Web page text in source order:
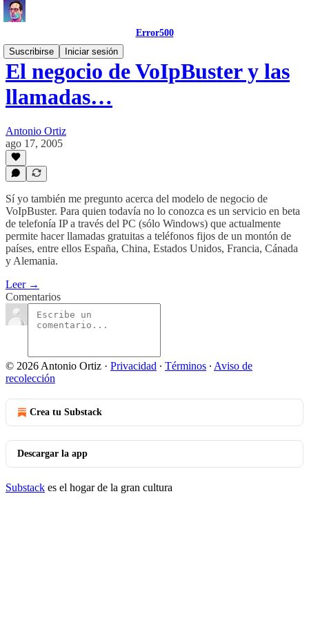
Error500
Suscribirse
Iniciar sesión
El negocio de VoIpBuster y las
llamadas…
Antonio Ortiz
ago 17, 2005
Sí yo también me pregunto acerca del modelo de negocio de
VoIpBuster. Para quien todavía no lo conozca es un servicio en beta
de telefonía IP a través del PC (sólo Windows) que actualmente
permite hacer llamadas gratuitas a teléfonos fijos de un montón de
países, entre ellos España, China, Estados Unidos, Francia, Cánada
y Alemania.
Leer →
Comentarios
© 2026 Antonio Ortiz · Privacidad ∙ Términos ∙ Aviso de
recolección
Crea tu Substack
Descargar la app
Substack es el hogar de la gran cultura